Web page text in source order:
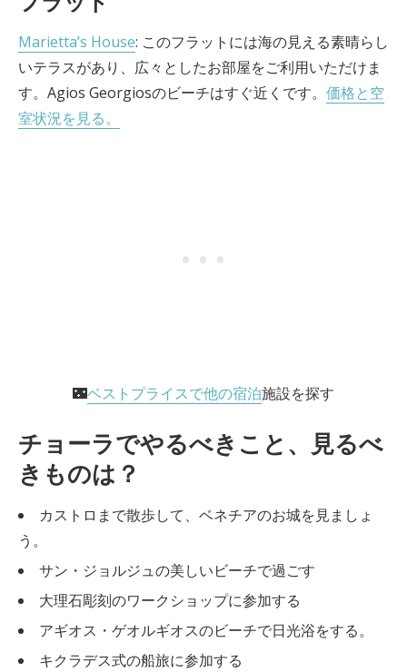
Marietta’s House: このフラットには海の見える素晴らし
いテラスがあり、広々としたお部屋をご利用いただけま
す。Agios Georgiosのビーチはすぐ近くです。 価格と空
室状況を見る。
🌃ベストプライスで他の宿泊施設を探す
チョーラでやるべきこと、見るべ
きものは？
カストロまで散歩して、ベネチアのお城を見ましょ
う。
サン・ジョルジュの美しいビーチで過ごす
大理石彫刻のワークショップに参加する
アギオス・ゲオルギオスのビーチで日光浴をする。
キクラデス式の船旅に参加する